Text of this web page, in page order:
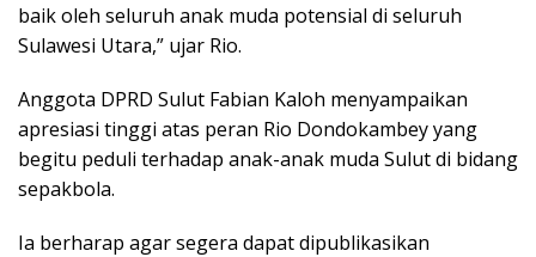
baik oleh seluruh anak muda potensial di seluruh
Sulawesi Utara,” ujar Rio.
Anggota DPRD Sulut Fabian Kaloh menyampaikan
apresiasi tinggi atas peran Rio Dondokambey yang
begitu peduli terhadap anak-anak muda Sulut di bidang
sepakbola.
Ia berharap agar segera dapat dipublikasikan